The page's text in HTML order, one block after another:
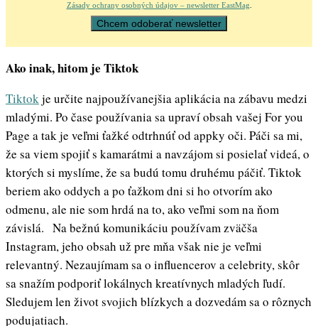
Zásady ochrany osobných údajov – newsletter EastMag
Ako inak, hitom je Tiktok
Tiktok je určite najpoužívanejšia aplikácia na zábavu medzi
mladými. Po čase používania sa upraví obsah vašej For you
Page a tak je veľmi ťažké odtrhnúť od appky oči. Páči sa mi,
že sa viem spojiť s kamarátmi a navzájom si posielať videá, o
ktorých si myslíme, že sa budú tomu druhému páčiť. Tiktok
beriem ako oddych a po ťažkom dni si ho otvorím ako
odmenu, ale nie som hrdá na to, ako veľmi som na ňom
závislá. Na bežnú komunikáciu používam zväčša
Instagram, jeho obsah už pre mňa však nie je veľmi
relevantný. Nezaujímam sa o influencerov a celebrity, skôr
sa snažím podporiť lokálnych kreatívnych mladých ľudí.
Sledujem len život svojich blízkych a dozvedám sa o rôznych
podujatiach.